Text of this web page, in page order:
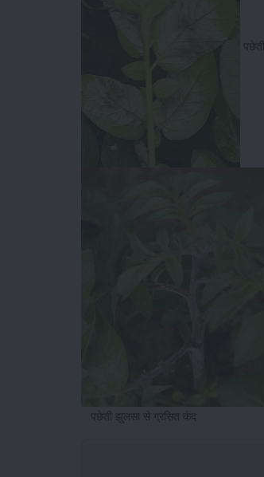
पछेती झुलसा से ग्रसित कंद